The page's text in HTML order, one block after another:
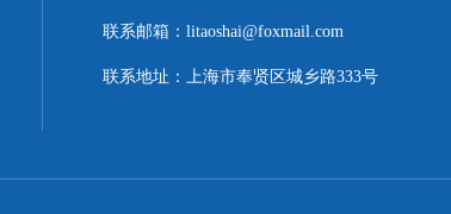
联系邮箱：litaoshai@foxmail.com
联系地址：上海市奉贤区城乡路333号